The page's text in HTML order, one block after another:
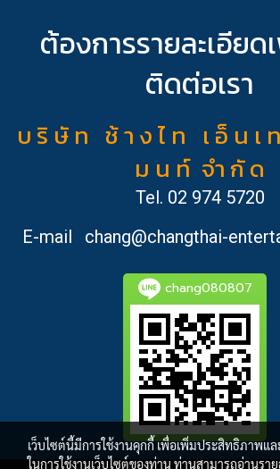
ต้องการรายละเอียด
ติดต่อเรา
บ ริ ษั ท ช้ า ง ไ ท เ อ็ น เ
ม น ท์ จำ กั ด
Tel. 02 974 5720
E-mail
chang@changthai-
chang080807
เว็บไซต์นี้มีการใช้งานคุกกี้ เพื่อเพิ่มประสิทธิภาพแ
ในการใช้งานเว็บไซต์ของท่าน ท่านสามารถอ่านรา